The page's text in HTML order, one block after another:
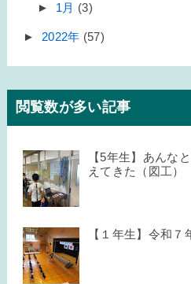
► 1月 (3)
► 2022年 (57)
閲覧数が多い記事
【5年生】あんな
えてきた（図工）
【１年生】令和